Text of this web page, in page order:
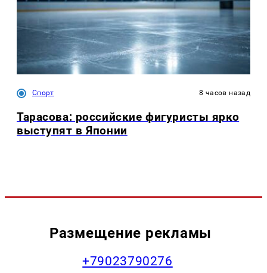
Спорт 8 часов назад
Тарасова: российские фигуристы ярко
выступят в Японии
Размещение рекламы
+79023790276